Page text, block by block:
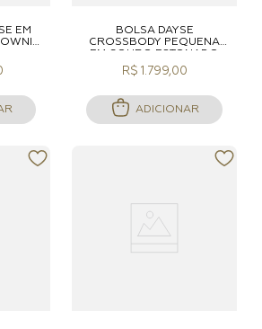
EM
BOLSA DAYSE
CROSSBODY PEQUENA
EM COURO ESTONADO
PINHÃO OURO
R$ 1.799,00
ADICIONAR